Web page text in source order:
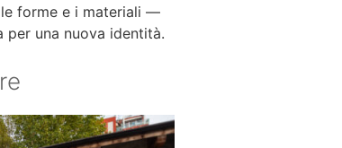
forme e i materiali —
per una nuova identità.